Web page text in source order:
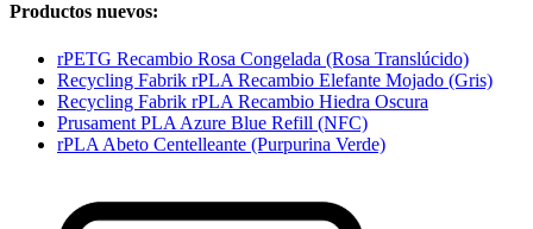
Productos nuevos:
rPETG Recambio Rosa Congelada (Rosa Translúcido)
Recycling Fabrik rPLA Recambio Elefante Mojado (Gris)
Recycling Fabrik rPLA Recambio Hiedra Oscura
Prusament PLA Azure Blue Refill (NFC)
rPLA Abeto Centelleante (Purpurina Verde)